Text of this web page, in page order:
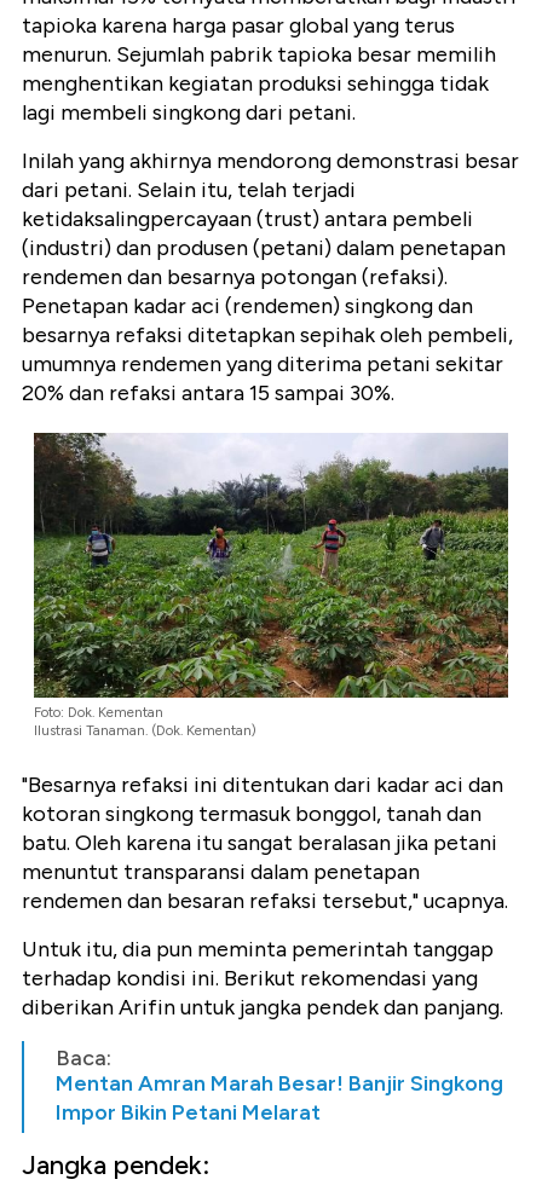
tapioka karena harga pasar global yang terus
menurun. Sejumlah pabrik tapioka besar memilih
menghentikan kegiatan produksi sehingga tidak
lagi membeli singkong dari petani.
Inilah yang akhirnya mendorong demonstrasi besar
dari petani. Selain itu, telah terjadi
ketidaksalingpercayaan (trust) antara pembeli
(industri) dan produsen (petani) dalam penetapan
rendemen dan besarnya potongan (refaksi).
Penetapan kadar aci (rendemen) singkong dan
besarnya refaksi ditetapkan sepihak oleh pembeli,
umumnya rendemen yang diterima petani sekitar
20% dan refaksi antara 15 sampai 30%.
Foto: Dok. Kementan
Ilustrasi Tanaman. (Dok. Kementan)
"Besarnya refaksi ini ditentukan dari kadar aci dan
kotoran singkong termasuk bonggol, tanah dan
batu. Oleh karena itu sangat beralasan jika petani
menuntut transparansi dalam penetapan
rendemen dan besaran refaksi tersebut," ucapnya.
Untuk itu, dia pun meminta pemerintah tanggap
terhadap kondisi ini. Berikut rekomendasi yang
diberikan Arifin untuk jangka pendek dan panjang.
Baca:
Mentan Amran Marah Besar! Banjir Singkong
Impor Bikin Petani Melarat
Jangka pendek: